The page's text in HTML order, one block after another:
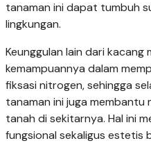
tanaman ini dapat tumbuh
lingkungan.
Keunggulan lain dari kacang
kemampuannya dalam
fiksasi nitrogen, sehingga
tanaman ini juga membantu
tanah di sekitarnya. Hal ini
fungsional sekaligus estetis